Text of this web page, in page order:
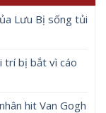
Lưu Bị sống tủi
trí bị bắt vì cáo
hit Van Gogh